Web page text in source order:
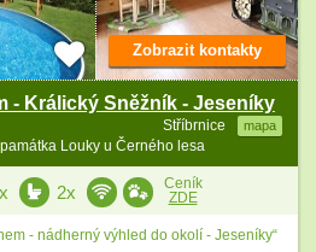
- Králický Sněžník - Jeseníky
Stříbrnice mapa
Louky u Černého lesa
Zobrazit kontakty
2x
Ceník
ZDE
- nádherný výhled do okolí - Jeseníky“